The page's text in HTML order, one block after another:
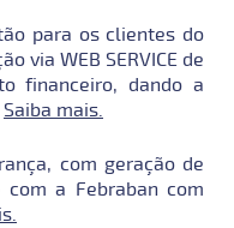
para os clientes do
via WEB SERVICE de
financeiro, dando a
Saiba mais.
com geração de
a Febraban com